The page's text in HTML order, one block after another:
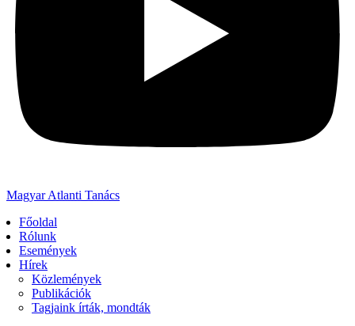
Magyar Atlanti Tanács
Főoldal
Rólunk
Események
Hírek
Közlemények
Publikációk
Tagjaink írták, mondták